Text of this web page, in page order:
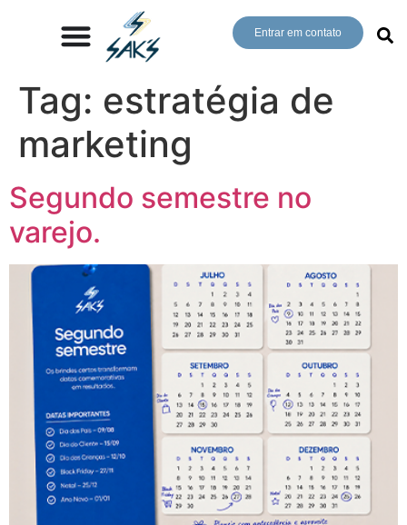
Entrar em contato
Tag: estratégia de
marketing
Segundo semestre no
varejo.